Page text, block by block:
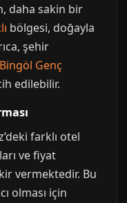
daha sakin bir
bölgesi, doğayla
şehir
Bingöl Genç
edilebilir.
farklı otel
ve fiyat
vermektedir. Bu
olması için